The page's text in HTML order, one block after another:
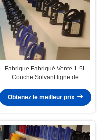
Fabrique Fabriqué Vente 1-5L
Couche Solvant ligne de
entièrement automatique
Obtenez le meilleur prix